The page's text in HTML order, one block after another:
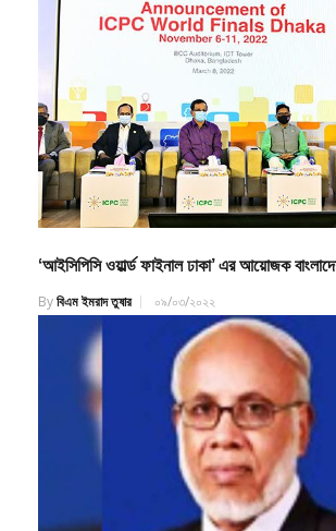
‘আইসিপিসি ওয়ার্ল্ড ফাইনাল ঢাকা’ এর আয়োজক বাংলাদেশ
বিএম ইমরাদ তুষার ০৯/০৩/২০২২